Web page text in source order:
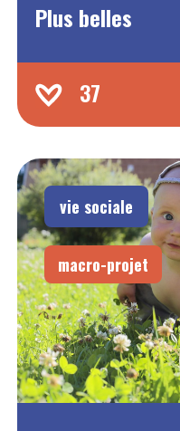
Plus belles
37
vie sociale
macro-projet